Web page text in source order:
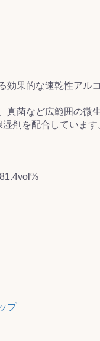
効果的な速乾性アルコ
真菌など広範囲の微
剤を配合しています